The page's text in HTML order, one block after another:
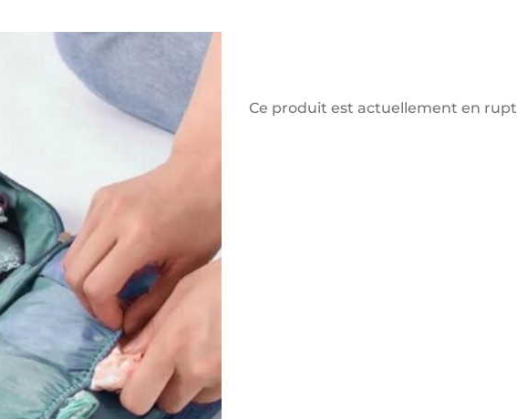
Ce produit est actuellement en